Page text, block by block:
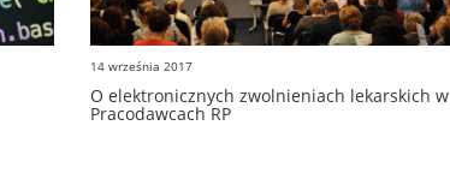
14 września 2017
O elektronicznych zwolnieniach lekarskich w
Pracodawcach RP